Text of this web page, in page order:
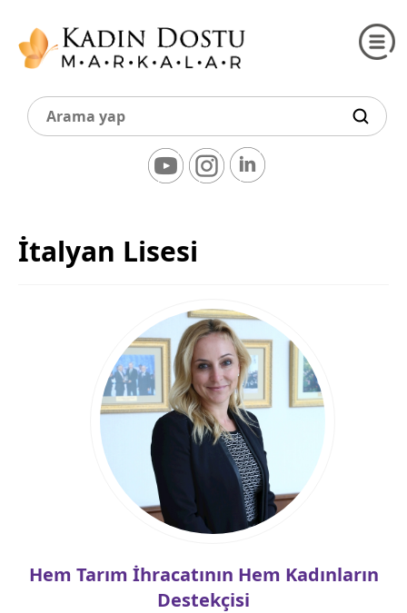
İtalyan Lisesi
Hem Tarım İhracatının Hem Kadınların
Destekçisi